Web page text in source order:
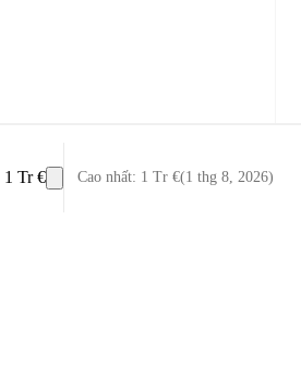
1 Tr € Cao nhất: 1 Tr €(1 thg 8, 2026)